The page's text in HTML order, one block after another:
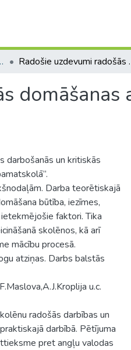
and Master's theses Radošie uzdevumi
domāšanas
darbošanās un kritiskās
Darba teorētiskajā
būtība, iezīmes,
faktori. Tika
skolēnos, kā arī
mācību procesā.
atziņas. Darbs balstās
u.c.
radošās darbības un
darbībā. Pētījuma
pret angļu valodas